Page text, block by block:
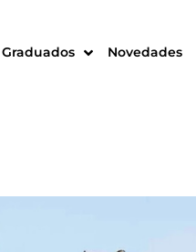
Graduados Novedades